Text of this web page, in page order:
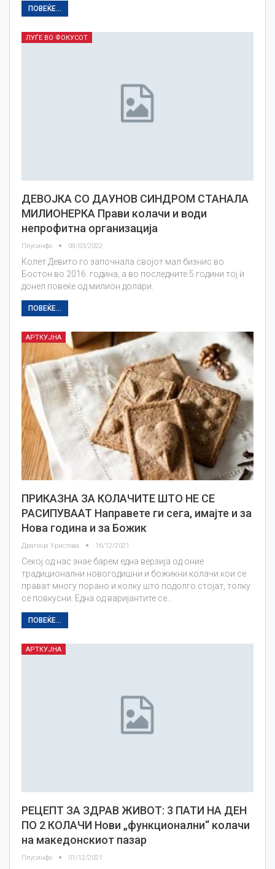
ПОВЕЌЕ...
ЛУЃЕ ВО ФОКУСОТ
ДЕВОЈКА СО ДАУНОВ СИНДРОМ СТАНАЛА
МИЛИОНЕРКА Прави колачи и води
непрофитна организација
Плусинфо 09/03/2022
Колет Девито го започнала својот мал бизнис во
Бостон во 2016. година, а во последните 5 години тој ѝ
донел повеќе од милион долари.
ПОВЕЌЕ...
АРТКУЈНА
ПРИКАЗНА ЗА КОЛАЧИТЕ ШТО НЕ СЕ
РАСИПУВААТ Направете ги сега, имајте и за
Нова година и за Божик
Драгица Христова 16/12/2021
Секој од нас знае барем една верзија од оние
традиционални новогодишни и божикни колачи кои се
прават многу порано и колку што подолго стојат, толку
се повкусни. Една од варијантите се…
ПОВЕЌЕ...
АРТКУЈНА
РЕЦЕПТ ЗА ЗДРАВ ЖИВОТ: 3 ПАТИ НА ДЕН
ПО 2 КОЛАЧИ Нови „функционални“ колачи
на македонскиот пазар
Плусинфо 01/12/2021